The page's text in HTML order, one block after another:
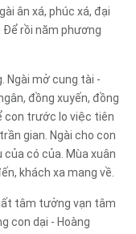
ân xá, phúc xá, đại
Để rồi năm phương
Ngài mở cung tài -
đồng xuyến, đồng
con trước lo việc tiên
gian. Ngài cho con
của có của. Mùa xuân
khách xa mang về.
tâm tưởng vạn tâm
con dại - Hoàng